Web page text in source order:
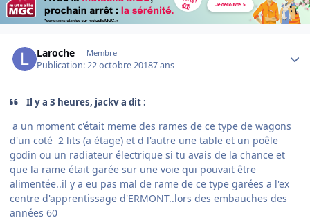
Laroche Membre
Publication:22 octobre 20187 ans
Il y a 3 heures, jackv a dit :
a un moment c'était meme des rames de ce type de wagons
d'un coté 2 lits (a étage) et d l'autre une table et un poêle
godin ou un radiateur électrique si tu avais de la chance et
que la rame était garée sur une voie qui pouvait être
alimentée..il y a eu pas mal de rame de ce type garées a l'ex
centre d'apprentissage d'ERMONT..lors des embauches des
années 60